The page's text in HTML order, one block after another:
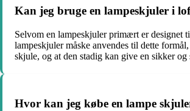
Kan jeg bruge en lampeskjuler i
Selvom en lampeskjuler primært er designet
lampeskjuler måske anvendes til dette
skjule, og at den stadig kan give en sikker
Hvor kan jeg købe en lampe